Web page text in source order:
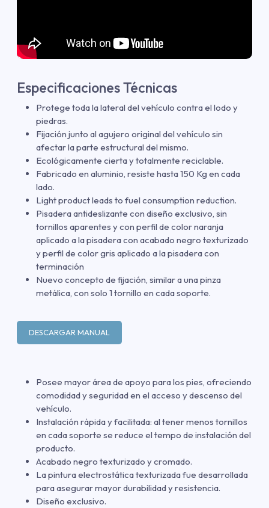
Especificaciones Técnicas
Protege toda la lateral del vehículo contra el lodo y
piedras.
Fijación junto al agujero original del vehículo sin
afectar la parte estructural del mismo.
Ecológicamente cierta y totalmente reciclable.
Fabricado en aluminio, resiste hasta 150 Kg en cada
lado.
Light product leads to fuel consumption reduction.
Pisadera antideslizante con diseño exclusivo, sin
tornillos aparentes y con perfil de color naranja
aplicado a la pisadera con acabado negro texturizado
y perfil de color gris aplicado a la pisadera con
terminación
Nuevo concepto de fijación, similar a una pinza
metálica, con solo 1 tornillo en cada soporte.
DESCARGAR MANUAL
Posee mayor área de apoyo para los pies, ofreciendo
comodidad y seguridad en el acceso y descenso del
vehículo.
Instalación rápida y facilitada: al tener menos tornillos
en cada soporte se reduce el tempo de instalación del
producto.
Acabado negro texturizado y cromado.
La pintura electrostática texturizada fue desarrollada
para asegurar mayor durabilidad y resistencia.
Diseño exclusivo.